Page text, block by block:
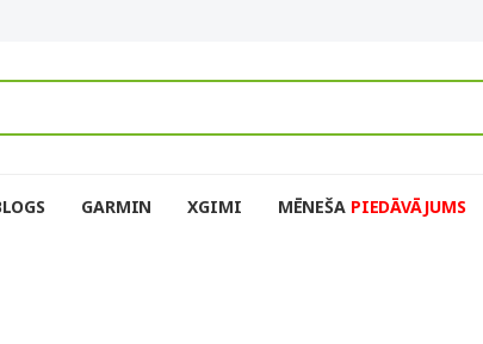
GARMIN XGIMI MĒNEŠA PIEDĀVĀJUMS